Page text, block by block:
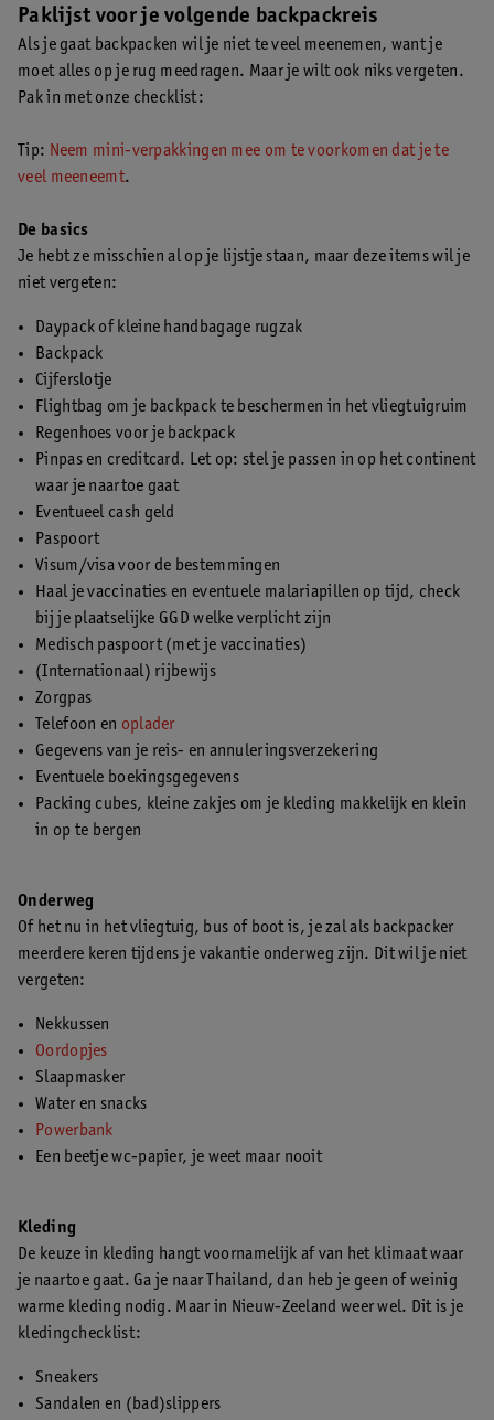
Paklijst voor je volgende backpackreis
Als je gaat backpacken wil je niet te veel meenemen, want je
moet alles op je rug meedragen. Maar je wilt ook niks vergeten.
Pak in met onze checklist:
Tip: Neem mini-verpakkingen mee om te voorkomen dat je te
veel meeneemt.
De basics
Je hebt ze misschien al op je lijstje staan, maar deze items wil je
niet vergeten:
Daypack of kleine handbagage rugzak
Backpack
Cijferslotje
Flightbag om je backpack te beschermen in het vliegtuigruim
Regenhoes voor je backpack
Pinpas en creditcard. Let op: stel je passen in op het continent
waar je naartoe gaat
Eventueel cash geld
Paspoort
Visum/visa voor de bestemmingen
Haal je vaccinaties en eventuele malariapillen op tijd, check
bij je plaatselijke GGD welke verplicht zijn
Medisch paspoort (met je vaccinaties)
(Internationaal) rijbewijs
Zorgpas
Telefoon en oplader
Gegevens van je reis- en annuleringsverzekering
Eventuele boekingsgegevens
Packing cubes, kleine zakjes om je kleding makkelijk en klein
in op te bergen
Onderweg
Of het nu in het vliegtuig, bus of boot is, je zal als backpacker
meerdere keren tijdens je vakantie onderweg zijn. Dit wil je niet
vergeten:
Nekkussen
Oordopjes
Slaapmasker
Water en snacks
Powerbank
Een beetje wc-papier, je weet maar nooit
Kleding
De keuze in kleding hangt voornamelijk af van het klimaat waar
je naartoe gaat. Ga je naar Thailand, dan heb je geen of weinig
warme kleding nodig. Maar in Nieuw-Zeeland weer wel. Dit is je
kledingchecklist:
Sneakers
Sandalen en (bad)slippers